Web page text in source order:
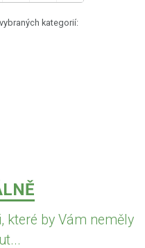
kategorií:
které by Vám neměly